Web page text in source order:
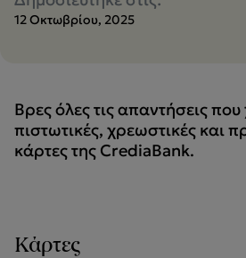
12 Οκτωβρίου, 2025
Βρες όλες τις απαντήσεις που
πιστωτικές, χρεωστικές και
κάρτες της CrediaBank.
Κάρτες